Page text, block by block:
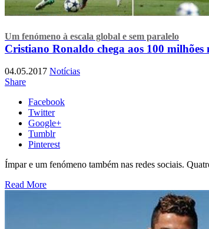
Um fenómeno à escala global e sem paralelo
Cristiano Ronaldo chega aos 100 milhões
04.05.2017 Notícias
Share
Facebook
Twitter
Google+
Tumblr
Pinterest
Ímpar e um fenómeno também nas redes sociais.
Read More